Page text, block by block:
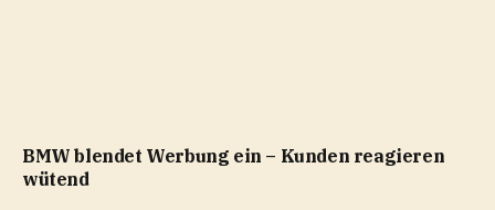
BMW blendet Werbung ein – Kunden reagieren
wütend